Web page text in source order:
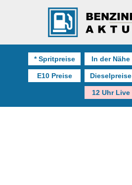
* Spritpreise In der Nähe
E10 Preise Dieselpreise
12 Uhr Live